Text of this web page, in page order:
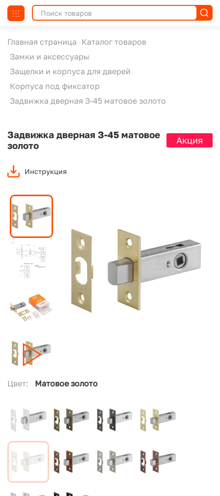
Главная страница Каталог товаров
Замки и аксессуары
Защелки и корпуса для дверей
Корпуса под фиксатор
Задвижка дверная З-45 матовое золото
Задвижка дверная З-45 матовое
золото
Акция
Инструкция
Цвет: Матовое золото